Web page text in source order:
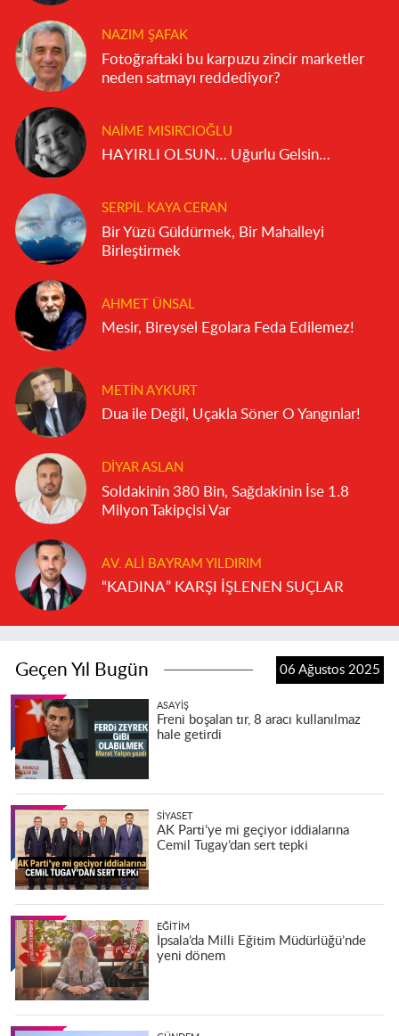
NAZIM ŞAFAK
Fotoğraftaki bu karpuzu zincir marketler
neden satmayı reddediyor?
NAIME MISIRCIOĞLU
HAYIRLI OLSUN… Uğurlu Gelsin…
SERPIL KAYA CERAN
Bir Yüzü Güldürmek, Bir Mahalleyi
Birleştirmek
AHMET ÜNSAL
Mesir, Bireysel Egolara Feda Edilemez!
METIN AYKURT
Dua ile Değil, Uçakla Söner O Yangınlar!
DIYAR ASLAN
Soldakinin 380 Bin, Sağdakinin İse 1.8
Milyon Takipçisi Var
AV. ALI BAYRAM YILDIRIM
“KADINA” KARŞI İŞLENEN SUÇLAR
Geçen Yıl Bugün 06 Ağustos 2025
ASAYIŞ
Freni boşalan tır, 8 aracı kullanılmaz
hale getirdi
SIYASET
AK Parti’ye mi geçiyor iddialarına
Cemil Tugay’dan sert tepki
EĞITIM
İpsala’da Milli Eğitim Müdürlüğü’nde
yeni dönem